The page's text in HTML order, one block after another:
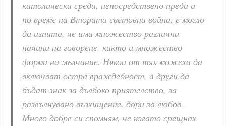
католическа среда, непосредствено преди и
по време на Втората световна война, е могло
да изпита, че има множество различни
начини на говорене, както и множество
форми на мълчание. Някои от тях можеха да
включват остра враждебност, а други да
бъдат знак за дълбоко приятелство, за
развълнувано възхищение, дори за любов.
Много добре си спомням, че когато срещнах